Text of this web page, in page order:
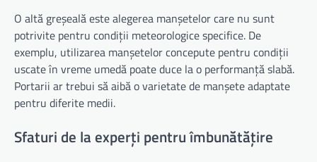
O altă greșeală este alegerea manșetelor care nu sunt
potrivite pentru condiții meteorologice specifice. De
exemplu, utilizarea manșetelor concepute pentru condiții
uscate în vreme umedă poate duce la o performanță slabă.
Portarii ar trebui să aibă o varietate de manșete adaptate
pentru diferite medii.
Sfaturi de la experți pentru îmbunătățire